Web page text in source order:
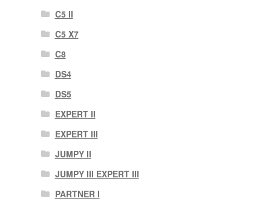
C5 II
C5 X7
C8
DS4
DS5
EXPERT II
EXPERT III
JUMPY II
JUMPY III EXPERT III
PARTNER I